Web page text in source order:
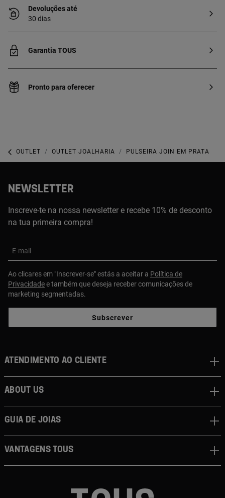
Devoluções até
30 dias
Garantia TOUS
Pronto para oferecer
OUTLET OUTLET JOALHARIA PULSEIRA JOIN EM PRATA
NEWSLETTER
Inscreve-te na nossa newsletter e recebe 10% de desconto
na tua primeira compra!
E-mail
Ao clicares em "Inscrever-se" estás a aceitar a Política de
Privacidadee também que deseja receber comunicações de
marketing segmentadas.
Subscrever
Atendimento ao cliente
About us
Guia de joias
Vantagens TOUS